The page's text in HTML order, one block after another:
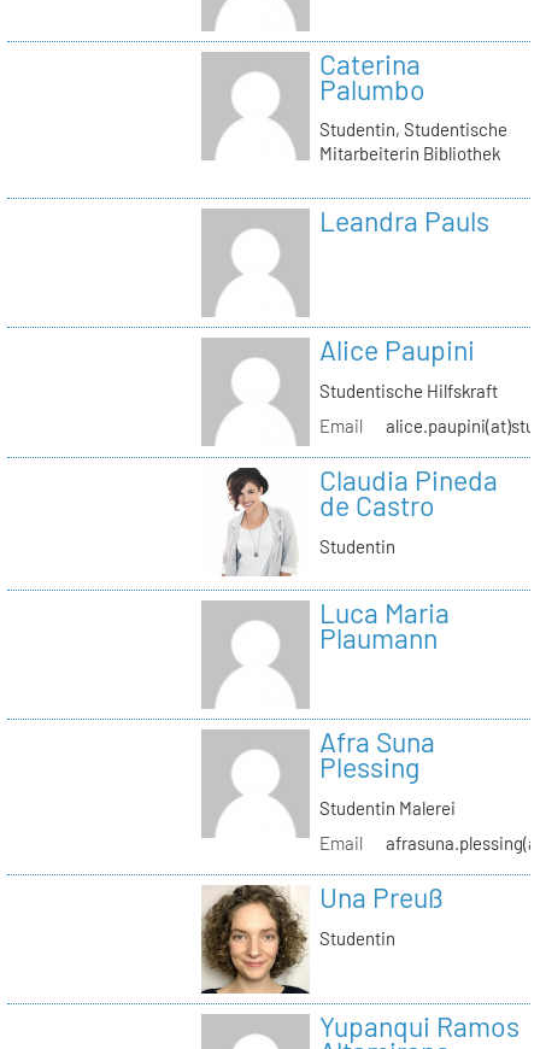
Caterina
Palumbo
Studentin, Studentische
Mitarbeiterin Bibliothek
Leandra Pauls
Alice Paupini
Studentische Hilfskraft
Email
Claudia Pineda
de Castro
Studentin
Luca Maria
Plaumann
Afra Suna
Plessing
Studentin Malerei
Email
Una Preuß
Studentin
Yupanqui Ramos